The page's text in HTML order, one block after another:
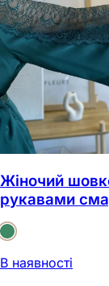
Жіночий
рукавами
В наявності